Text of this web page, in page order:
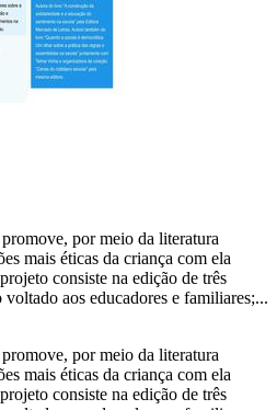
por meio da literatura
mais éticas da criança com ela
consiste na edição de três
aos educadores e familiares;...
por meio da literatura
mais éticas da criança com ela
consiste na edição de três